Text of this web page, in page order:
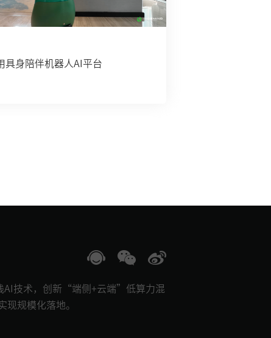
具身陪伴机器人AI平台
AI技术，创新“端侧+云端”低算力混
现规模化落地。